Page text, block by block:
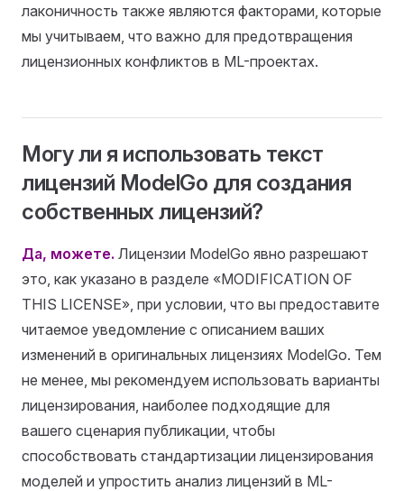
лаконичность также являются факторами, которые
мы учитываем, что важно для предотвращения
лицензионных конфликтов в ML-проектах.
Могу ли я использовать текст
лицензий ModelGo для создания
собственных лицензий?
Да, можете. Лицензии ModelGo явно разрешают
это, как указано в разделе «MODIFICATION OF
THIS LICENSE», при условии, что вы предоставите
читаемое уведомление с описанием ваших
изменений в оригинальных лицензиях ModelGo. Тем
не менее, мы рекомендуем использовать варианты
лицензирования, наиболее подходящие для
вашего сценария публикации, чтобы
способствовать стандартизации лицензирования
моделей и упростить анализ лицензий в ML-